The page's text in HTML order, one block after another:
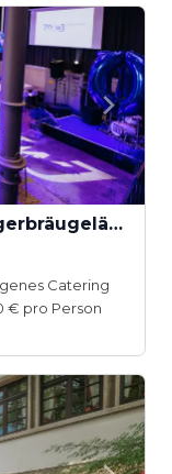
Maschinenhaus auf dem Bürgerbräugelände in Würzburg
Catering
€ pro Person